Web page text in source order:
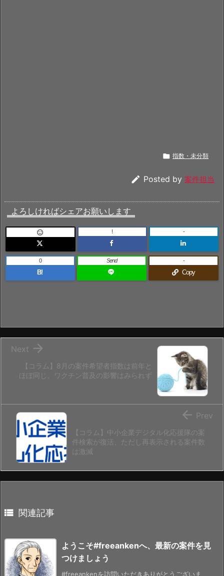
 指数・未分類
 Posted by 案件担当
よろしければシェアお願いします
 ! -
B!
0 Send
Copy
-
【コラム】8月の案件希望者指数は前年と
ほぼ同じ、ワクチン普及の影響はみられず

Next
【コラム】中小企業デジタル化応援隊の案
件検索が復活、ただし再表示される案件数
は激減
 Prev
 関連記事
ようこそ#freeankenへ、最新の案件を見
つけましょう
#freeankenを訪問いただきありがとうございま